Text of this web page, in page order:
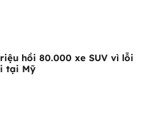
hồi 80.000 xe SUV vì lỗi
tại Mỹ